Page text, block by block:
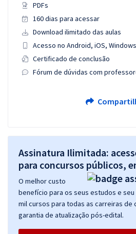
PDFs
160 dias para acessar
Download ilimitado das aulas
Acesso no Android, iOS,
Certificado de conclusão
Fórum de dúvidas com
Assinatura Ilimitada:
para concursos públicos,
O melhor custo
benefício para os seus estudos e seu
mil cursos para todas as carreiras de
garantia de atualização pós-edital.